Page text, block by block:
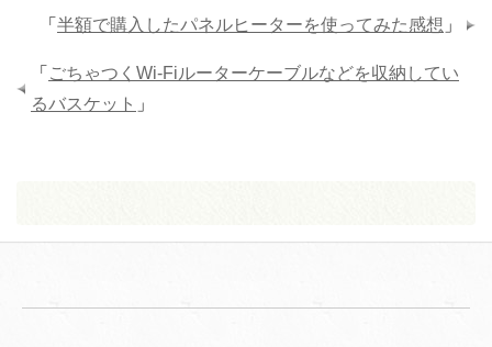
「 半額で購入したパネルヒーターを使ってみた感想 」
「 ごちゃつくWi-Fiルーターケーブルなどを収納してい
るバスケット 」